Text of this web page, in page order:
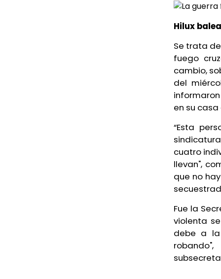
Hilux
Se trata
fuego
cambio,
del
en su
“Esta
cuatro
llevan",
que no
Fue la
violenta
debe a